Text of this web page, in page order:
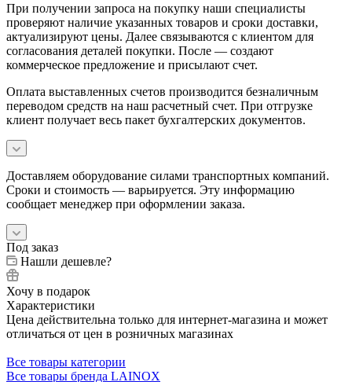
При получении запроса на покупку наши специалисты
проверяют наличие указанных товаров и сроки доставки,
актуализируют цены. Далее связываются с клиентом для
согласования деталей покупки. После — создают
коммерческое предложение и присылают счет.
Оплата выставленных счетов производится безналичным
переводом средств на наш расчетный счет. При отгрузке
клиент получает весь пакет бухгалтерских документов.
Доставляем оборудование силами транспортных компаний.
Сроки и стоимость — варьируется. Эту информацию
сообщает менеджер при оформлении заказа.
Под заказ
Нашли дешевле?
Хочу в подарок
Характеристики
Цена действительна только для интернет-магазина и может
отличаться от цен в розничных магазинах
Все товары категории
Все товары бренда LAINOX